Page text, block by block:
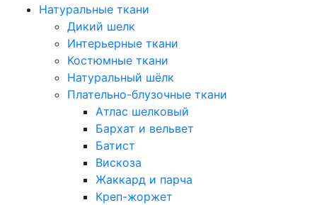
Натуральные ткани
Дикий шелк
Интерьерные ткани
Костюмные ткани
Натуральный шёлк
Плательно-блузочные ткани
Атлас шелковый
Бархат и вельвет
Батист
Вискоза
Жаккард и парча
Креп-жоржет